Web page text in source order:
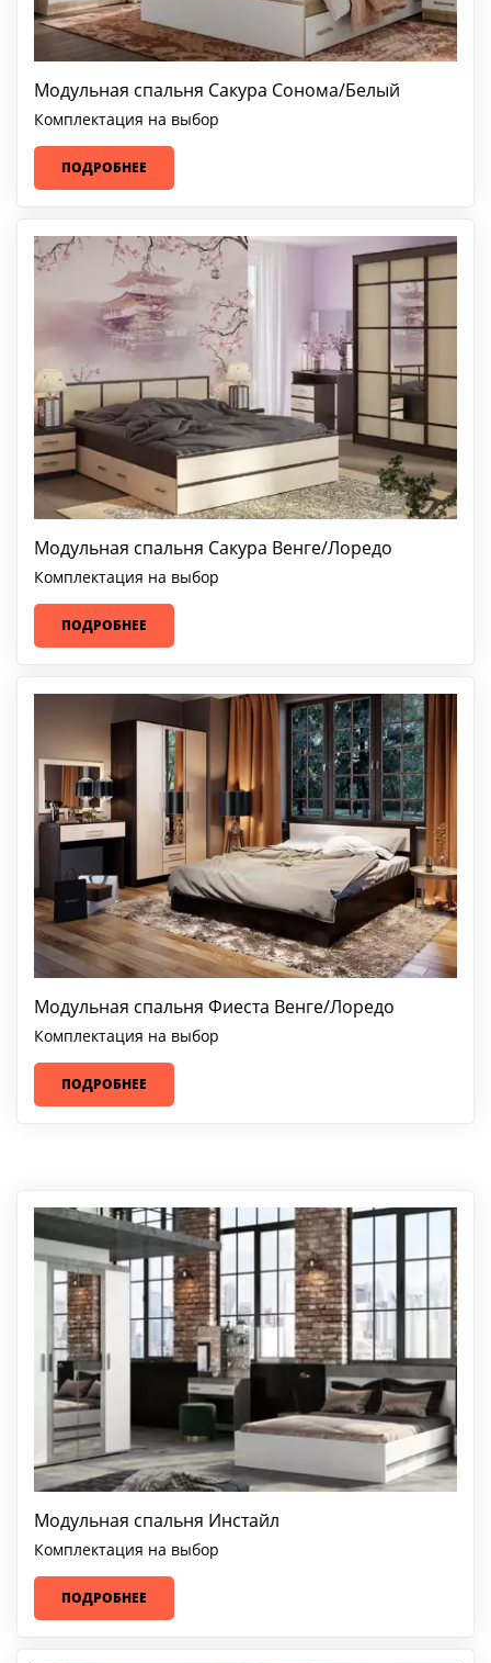
Модульная спальня Сакура Сонома/Белый
Комплектация на выбор
ПОДРОБНЕЕ
Модульная спальня Сакура Венге/Лоредо
Комплектация на выбор
ПОДРОБНЕЕ
Модульная спальня Фиеста Венге/Лоредо
Комплектация на выбор
ПОДРОБНЕЕ
Модульная спальня Инстайл
Комплектация на выбор
ПОДРОБНЕЕ